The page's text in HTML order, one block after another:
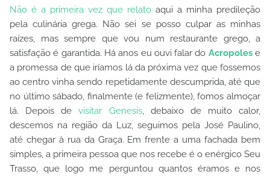
Não é a primeira vez que relato aqui a minha predileção
pela culinária grega. Não sei se posso culpar as minhas
raízes, mas sempre que vou num restaurante grego, a
satisfação é garantida. Há anos eu ouvi falar do Acropolese
a promessa de que iríamos lá da próxima vez que fossemos
ao centro vinha sendo repetidamente descumprida, até que
no último sábado, finalmente (e felizmente), fomos almoçar
lá. Depois devisitar Genesis, debaixo de muito calor,
descemos na região da Luz, seguimos pela José Paulino,
até chegar à rua da Graça. Em frente a uma fachada bem
simples, a primeira pessoa que nos recebe é o enérgico Seu
Trasso, que logo me perguntou quantos éramos e nos